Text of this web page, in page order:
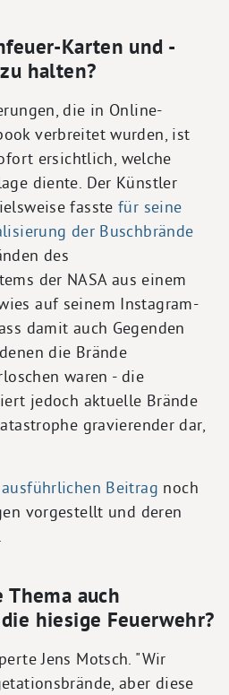
Karten und -
halten?
die in Online-
verbreitet wurden, ist
ersichtlich, welche
diente. Der Künstler
fasstefür seine
der Buschbrände
des
der NASA aus einem
auf seinem Instagram-
damit auch Gegenden
die Brände
waren - die
jedoch aktuelle Brände
gravierender dar,
Beitrag noch
vorgestellt und deren
auch
hiesige Feuerwehr?
Jens Motsch. "Wir
aber diese